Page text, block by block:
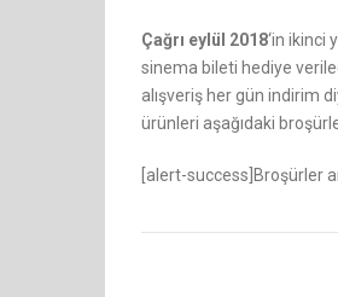
Çağrı eylül 2018‘in ikinci
sinema bileti hediye
alışveriş her gün indirim
ürünleri aşağıdaki
[alert-success]Broşürler